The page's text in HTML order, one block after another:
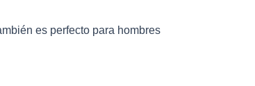
es perfecto para hombres